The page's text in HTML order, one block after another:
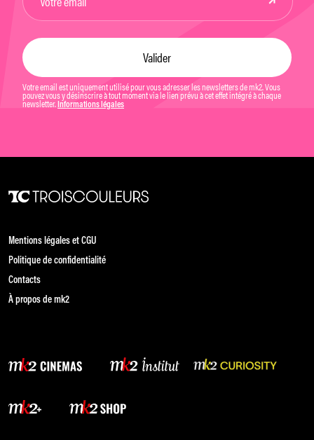
Votre email est uniquement utilisé pour vous adresser les newsletters de mk2. Vous
pouvez vous y désinscrire à tout moment via le lien prévu à cet effet intégré à chaque
newsletter. Informations légales
Mentions légales et CGU
Politique de confidentialité
Contacts
À propos de mk2